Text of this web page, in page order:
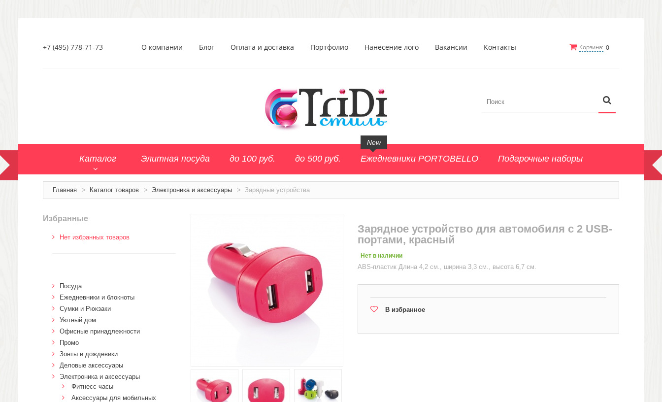
Корзина: 0
+7 (495) 778-71-73 О компании Блог Оплата и доставка Портфолио Нанесение лого Вакансии Контакты
Каталог Элитная посуда до 100 руб. до 500 руб. Ежедневники PORTOBELLO
New
Подарочные наборы
Главная > Каталог товаров > Электроника и аксессуары > Зарядные устройства
Зарядное устройство для автомобиля с 2 USB-
портами, красный
Нет в наличии
ABS-пластик Длина 4,2 см., ширина 3,3 см., высота 6,7 см.
В избранное
Избранные
Нет избранных товаров
Посуда
Ежедневники и блокноты
Сумки и Рюкзаки
Уютный дом
Офисные принадлежности
Промо
Зонты и дождевики
Деловые аксессуары
Электроника и аксессуары
Фитнесс часы
Аксессуары для мобильных